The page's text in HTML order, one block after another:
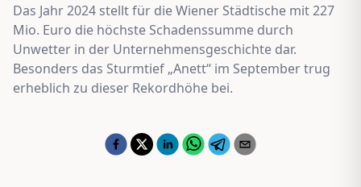
Das Jahr 2024 stellt für die Wiener Städtische mit 227
Mio. Euro die höchste Schadenssumme durch
Unwetter in der Unternehmensgeschichte dar.
Besonders das Sturmtief „Anett“ im September trug
erheblich zu dieser Rekordhöhe bei.